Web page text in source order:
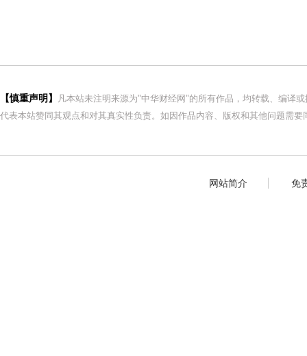
【慎重声明】
凡本站未注明来源为"中华财经网"的所有作品，均转载、编译
代表本站赞同其观点和对其真实性负责。如因作品内容、版权和其他问题需
网站简介 免